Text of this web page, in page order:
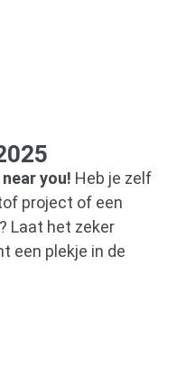
you! Heb je zelf
project of een
Laat het zeker
een plekje in de